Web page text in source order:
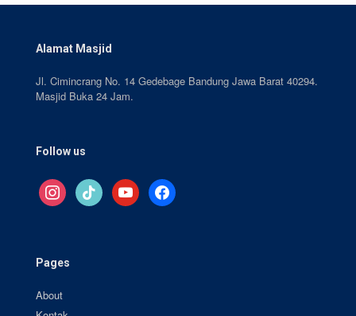
Alamat Masjid
Jl. Cimincrang No. 14 Gedebage Bandung Jawa Barat 40294.
Masjid Buka 24 Jam.
Follow us
instagramtiktok youtube facebook
Pages
About